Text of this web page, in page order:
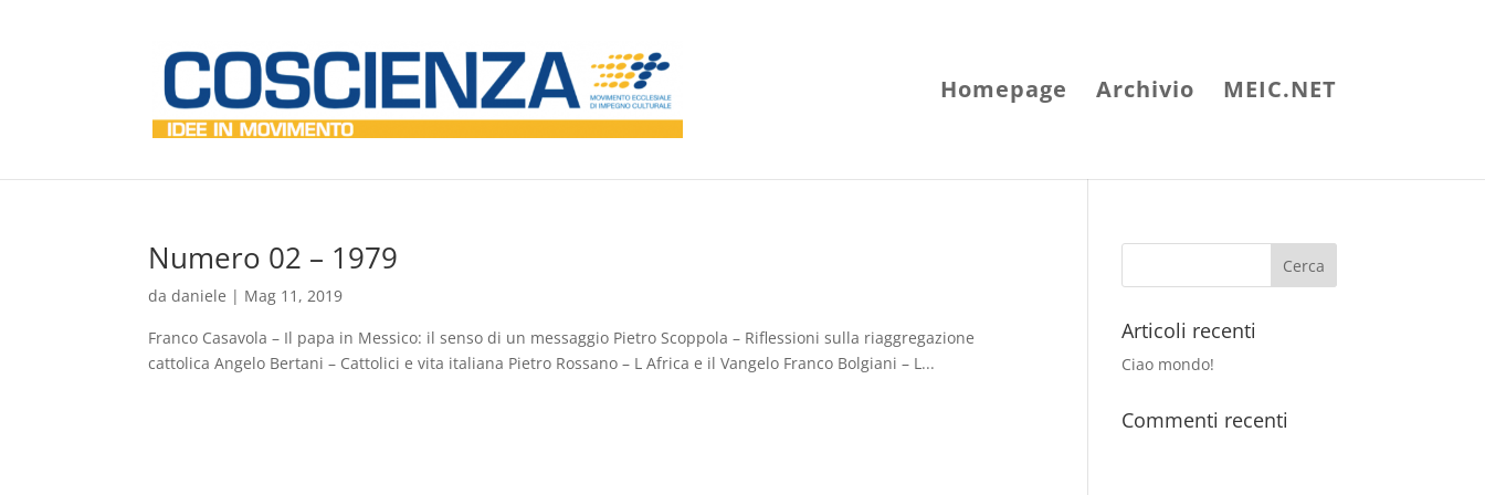
Homepage Archivio MEIC.NET
Numero 02 – 1979
dadaniele | Mag 11, 2019
Franco Casavola – Il papa in Messico: il senso di un messaggio Pietro Scoppola – Riflessioni sulla riaggregazione
cattolica Angelo Bertani – Cattolici e vita italiana Pietro Rossano – L Africa e il Vangelo Franco Bolgiani – L...
Articoli recenti
Ciao mondo!
Commenti recenti